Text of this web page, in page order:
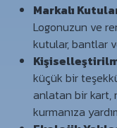
Markalı
Logonuzun ve
kutular, bantlar
küçük bir
anlatan bir kart,
kurmanıza